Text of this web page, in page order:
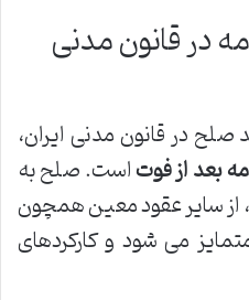
در قانون مدنی
در قانون مدنی ایران،
بعد از فوتاست. صلح به
از سایر عقود معین همچون
می شود و کارکردهای